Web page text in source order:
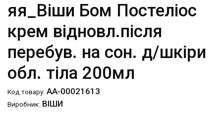
яя_Віши Бом Постеліос
крем відновл.після
перебув. на сон. д/шкіри
обл. тіла 200мл
Код товару: АА-00021613
Виробник: ВІШИ